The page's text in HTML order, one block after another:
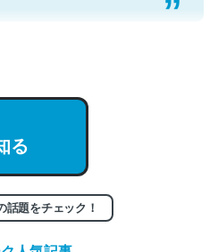
重な良記事。/続編来た
entry/2023/03/27
考察（１） - conceptualization
る
話題をチェック！